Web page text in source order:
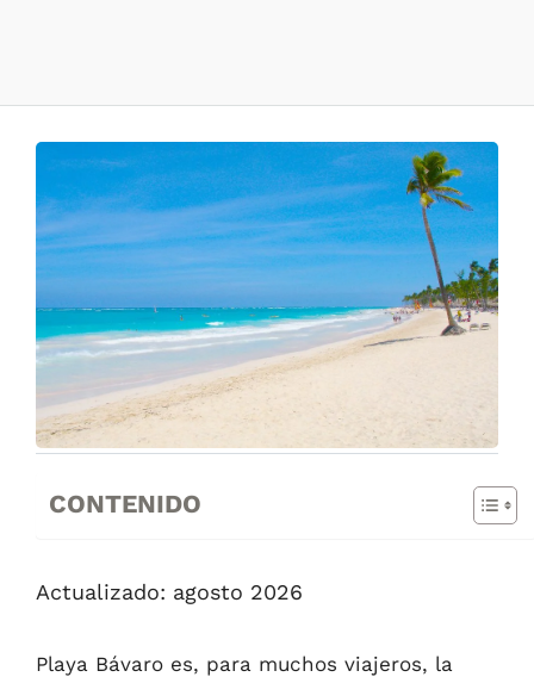
CONTENIDO
Actualizado: agosto 2026
Playa Bávaro es, para muchos viajeros, la